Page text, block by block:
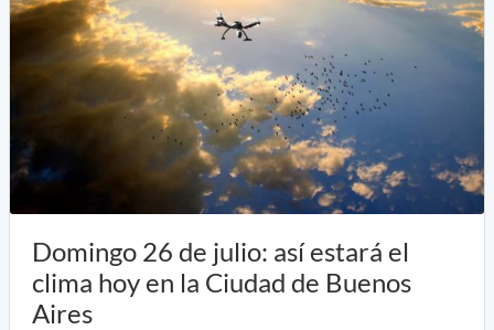
Domingo 26 de julio: así estará el
clima hoy en la Ciudad de Buenos
Aires